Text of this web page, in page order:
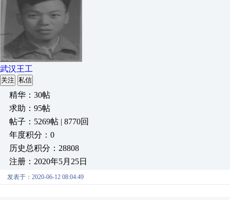
武汉王工
关注 私信
精华：30帖
求助：95帖
帖子：5269帖 | 8770回
年度积分：0
历史总积分：28808
注册：2020年5月25日
发表于：2020-06-12 08:04:49